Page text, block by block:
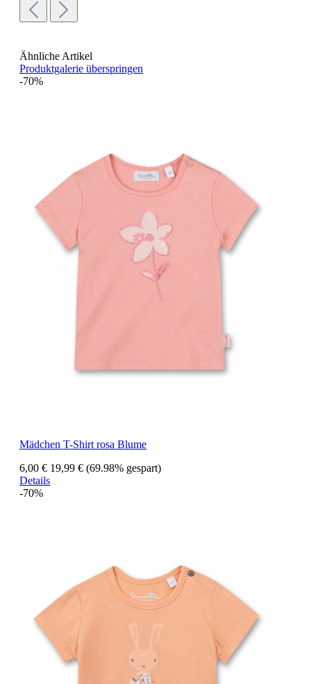
Ähnliche Artikel
Produktgalerie überspringen
-70%
Mädchen T-Shirt rosa Blume
6,00 € 19,99 € (69.98% gespart)
Details
-70%